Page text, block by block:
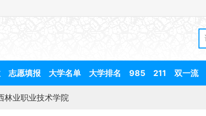
志愿填报 大学名单 大学排名 985 211 双一流
林业职业技术学院